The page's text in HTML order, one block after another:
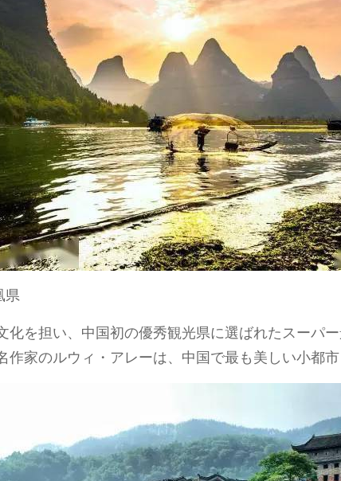
県
化を担い、中国初の優秀観光県に選ばれたスーパ
作家のルウィ・アレーは、中国で最も美しい小都市